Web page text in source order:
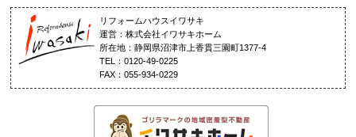
リフォームハウスイワサキ
運営：株式会社イワサキホーム
所在地：静岡県沼津市上香貫三園町1377-4
TEL：0120-49-0225
FAX：055-934-0229